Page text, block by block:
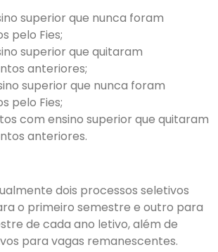
superior que nunca foram
pelo Fies;
superior que quitaram
anteriores;
superior que nunca foram
pelo Fies;
com ensino superior que quitaram
anteriores.
dois processos seletivos
o primeiro semestre e outro para
de cada ano letivo, além de
para vagas remanescentes.